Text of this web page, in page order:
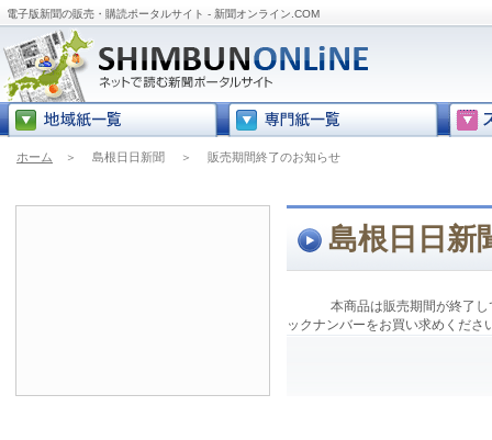
電子版新聞の販売・購読ポータルサイト - 新聞オンライン.COM
ホーム ＞ 島根日日新聞 ＞ 販売期間終了のお知らせ
島根日日新
本商品は販売期間が終了
ックナンバーをお買い求めくださ